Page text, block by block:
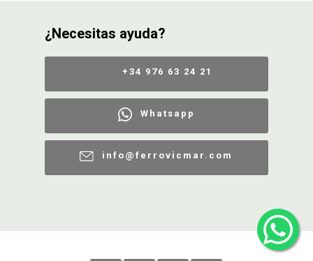
¿Necesitas ayuda?
+34 976 63 24 21
Whatsapp
info@ferrovicmar.com